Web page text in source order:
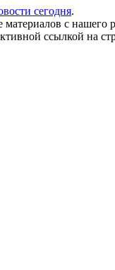
сегодня.
с нашего
ссылкой на